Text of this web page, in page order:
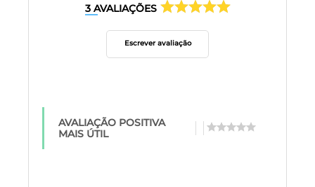
3 AVALIAÇÕES
Escrever avaliação
AVALIAÇÃO POSITIVA
MAIS ÚTIL